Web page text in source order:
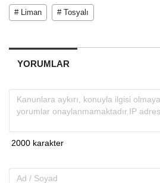
# Liman # Tosyalı
YORUMLAR